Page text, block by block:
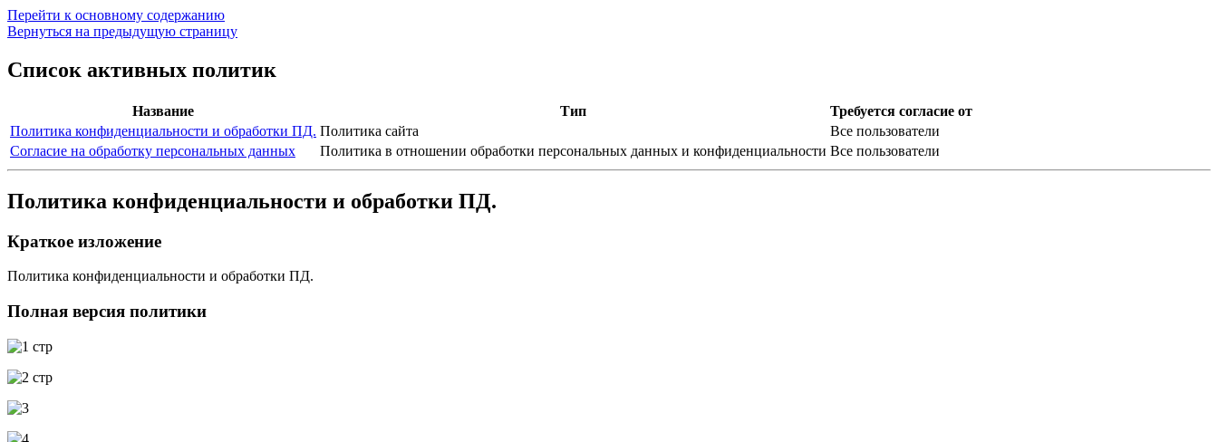
Перейти к основному содержанию
Вернуться на предыдущую страницу
Список активных политик
Название Тип
Требуется согласие от
Политика конфиденциальности и обработки ПД. Политика сайта
Все пользователи
Согласие на обработку персональных данных
Политика в отношении обработки персональных данных и конфиденциальности Все пользователи
Политика конфиденциальности и обработки ПД.
Краткое изложение
Политика конфиденциальности и обработки ПД.
Полная версия политики